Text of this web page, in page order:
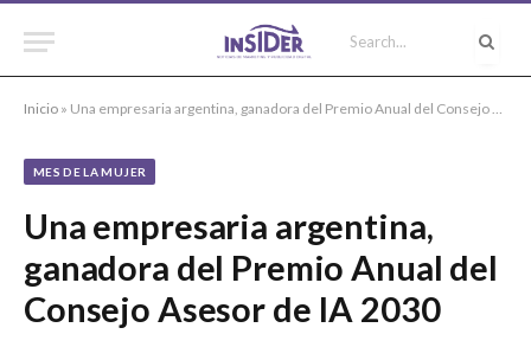
Inicio » Una empresaria argentina, ganadora del Premio Anual del Consejo Asesor de IA 2030
MES DE LA MUJER
Una empresaria argentina,
ganadora del Premio Anual del
Consejo Asesor de IA 2030